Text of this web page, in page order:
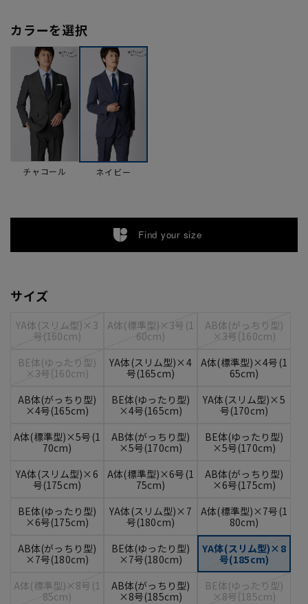
カラーを選択
チャコール ネイビー
Find your size
サイズ
YA体(スリム型)×3
号(160cm)
A体(標準型)×3号(1
60cm)
AB体(がっちり型)
×3号(160cm)
BE体(ゆったり型)
×3号(160cm)
YA体(スリム型)×4
号(165cm)
A体(標準型)×4号(1
65cm)
AB体(がっちり型)
×4号(165cm)
BE体(ゆったり型)
×4号(165cm)
YA体(スリム型)×5
号(170cm)
A体(標準型)×5号(1
70cm)
AB体(がっちり型)
×5号(170cm)
BE体(ゆったり型)
×5号(170cm)
YA体(スリム型)×6
号(175cm)
A体(標準型)×6号(1
75cm)
AB体(がっちり型)
×6号(175cm)
BE体(ゆったり型)
×6号(175cm)
YA体(スリム型)×7
号(180cm)
A体(標準型)×7号(1
80cm)
AB体(がっちり型)
×7号(180cm)
BE体(ゆったり型)
×7号(180cm)
YA体(スリム型)×8
号(185cm)
A体(標準型)×8号(1
85cm)
AB体(がっちり型)
×8号(185cm)
BE体(ゆったり型)
×8号(185cm)